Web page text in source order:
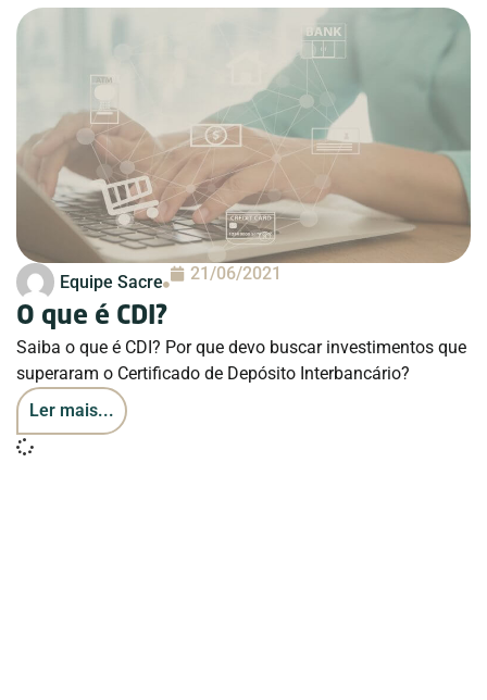
Equipe Sacre 21/06/2021
O que é CDI?
Saiba o que é CDI? Por que devo buscar investimentos que
superaram o Certificado de Depósito Interbancário?
Ler mais...